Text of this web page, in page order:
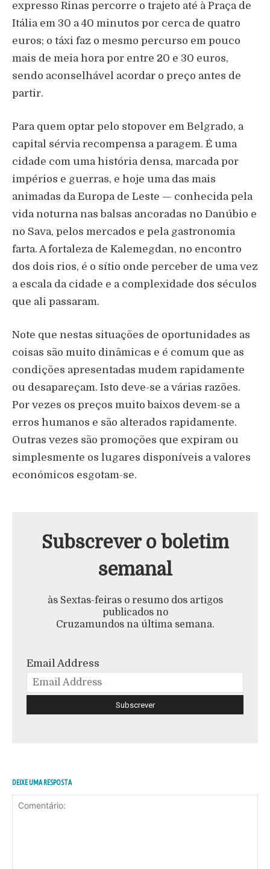
expresso Rinas percorre o trajeto até à Praça de
Itália em 30 a 40 minutos por cerca de quatro
euros; o táxi faz o mesmo percurso em pouco
mais de meia hora por entre 20 e 30 euros,
sendo aconselhável acordar o preço antes de
partir.
Para quem optar pelo stopover em Belgrado, a
capital sérvia recompensa a paragem. É uma
cidade com uma história densa, marcada por
impérios e guerras, e hoje uma das mais
animadas da Europa de Leste — conhecida pela
vida noturna nas balsas ancoradas no Danúbio e
no Sava, pelos mercados e pela gastronomia
farta. A fortaleza de Kalemegdan, no encontro
dos dois rios, é o sítio onde perceber de uma vez
a escala da cidade e a complexidade dos séculos
que ali passaram.
Note que nestas situações de oportunidades as
coisas são muito dinâmicas e é comum que as
condições apresentadas mudem rapidamente
ou desapareçam. Isto deve-se a várias razões.
Por vezes os preços muito baixos devem-se a
erros humanos e são alterados rapidamente.
Outras vezes são promoções que expiram ou
simplesmente os lugares disponíveis a valores
económicos esgotam-se.
Subscrever o boletim
semanal
às Sextas-feiras o resumo dos artigos
publicados no
Cruzamundos na última semana.
Email Address
DEIXE UMA RESPOSTA